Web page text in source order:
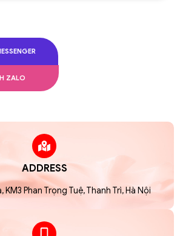
ZALO
ADDRESS
Phan Trọng Tuệ, Thanh Trì, Hà Nội